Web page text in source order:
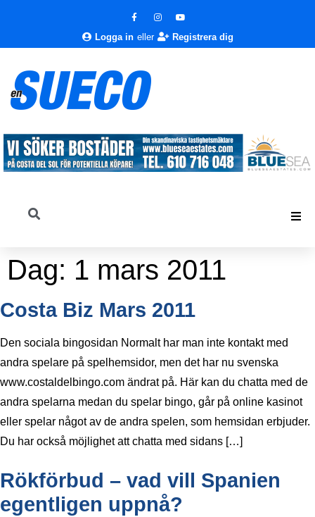
Logga in eller Registrera dig
Dag: 1 mars 2011
Costa Biz Mars 2011
Den sociala bingosidan Normalt har man inte kontakt med
andra spelare på spelhemsidor, men det har nu svenska
www.costaldelbingo.com ändrat på. Här kan du chatta med de
andra spelarna medan du spelar bingo, går på online kasinot
eller spelar något av de andra spelen, som hemsidan erbjuder.
Du har också möjlighet att chatta med sidans […]
Rökförbud – vad vill Spanien
egentligen uppnå?